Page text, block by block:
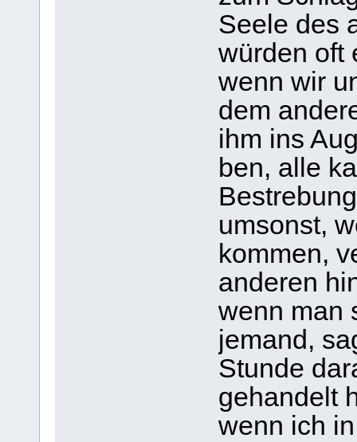
Seele des
wür­den oft
wenn wir
dem
ihm ins
ben, alle
umsonst,
kom­men,
ande­ren
wenn man
jemand,
Stunde
gehan­delt
wenn ich